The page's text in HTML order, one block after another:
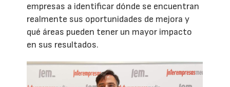
empresas a identificar dónde se encuentran
realmente sus oportunidades de mejora y
qué áreas pueden tener un mayor impacto
en sus resultados.